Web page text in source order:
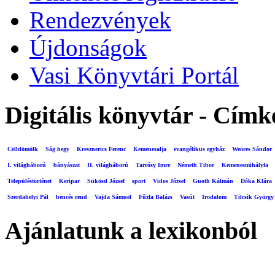
Rendezvények
Újdonságok
Vasi Könyvtári Portál
Digitális könyvtár -
Celldömölk Ság hegy Kresznerics Ferenc Kemenesalja evangélikus egyház Weöres Sándor
I. világháború bányászat II. világháború Tarrósy Imre Németh Tibor Kemenesmihályfa
Településtörténet Keripar Sükösd József sport Vidos József Guoth Kálmán Dóka Klára
Szerdahelyi Pál bencés rend Vajda Sámuel Fűzfa Balázs Vasút Irodalom Tilcsik György
Ajánlatunk a lexikonból